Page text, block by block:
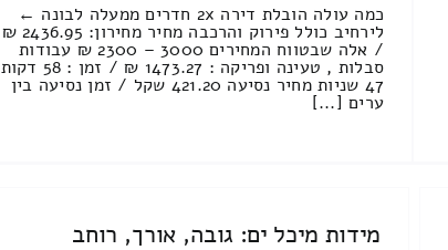
כמה עולה הובלת דירה 2x חדרים ממעלה לבונה ←
לירחיב כולל פירוק והרכבה מחיר מחירון: 2436.95 ₪
/ אלה שבטווח המחירים 3000 – 2300 ₪ עבודות
סבלות , טעינה ופריקה : 1473.27 ₪ / זמן : 58 דקות
47 שניות מחיר נסיעה 421.20 שקל / זמן נסיעה בין
ערים [...]
מידות מיכל ים: גובה, אורך, רוחב